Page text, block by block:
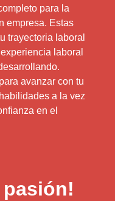
para la
empresa. Estas
trayectoria laboral
laboral
avanzar con tu
a la vez
en el
pasión!